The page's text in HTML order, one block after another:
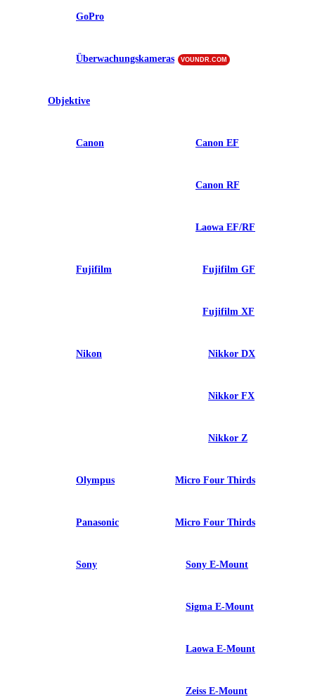
GoPro
Überwachungskameras VOUNDR.COM
Objektive
Canon Canon EF
Canon RF
Laowa EF/RF
Fujifilm Fujifilm GF
Fujifilm XF
Nikon Nikkor DX
Nikkor FX
Nikkor Z
Olympus Micro Four Thirds
Panasonic Micro Four Thirds
Sony Sony E-Mount
Sigma E-Mount
Laowa E-Mount
Zeiss E-Mount